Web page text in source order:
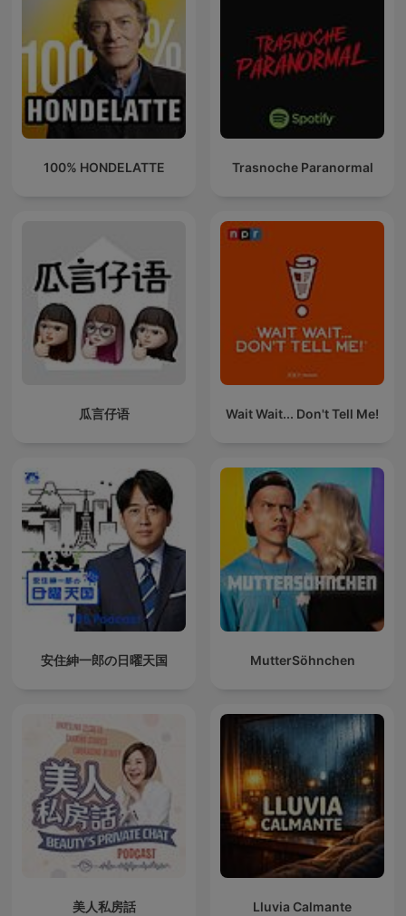
100% HONDELATTE Trasnoche Paranormal
瓜言仔语 Wait Wait... Don't Tell Me!
安住紳一郎の日曜天国 MutterSöhnchen
美人私房話 Lluvia Calmante